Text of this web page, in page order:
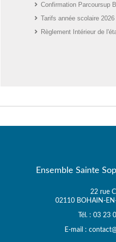
Confirmation Parcoursup
Tarifs année scolaire 2026
Règlement Intérieur de
Ensemble Sainte
22 rue
02110 BOHAIN-
Tél. : 03 23
E-mail :